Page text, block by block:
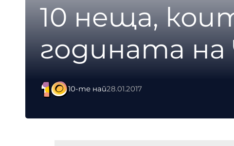
10 неща,
годината на
10-те най28.01.2017